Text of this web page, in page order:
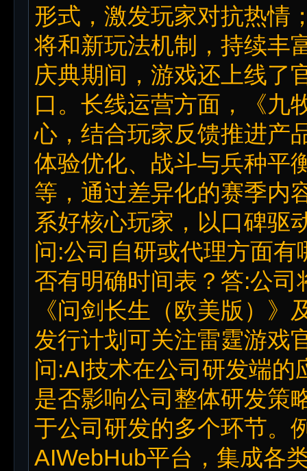
形式，激发玩家对抗热情
将和新玩法机制，持续丰
庆典期间，游戏还上线了
口。长线运营方面，《九
心，结合玩家反馈推进产
体验优化、战斗与兵种平
等，通过差异化的赛季内
系好核心玩家，以口碑驱
问:公司自研或代理方面
否有明确时间表？答:公
《问剑长生（欧美版）
发行计划可关注雷霆游戏
问:AI技术在公司研发端
是否影响公司整体研发策
于公司研发的多个环节。
AIWebHub平台，集成各